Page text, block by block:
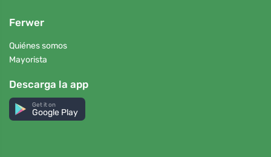
Ferwer
Quiénes somos
Mayorista
Descarga la app
Get it on
Google Play